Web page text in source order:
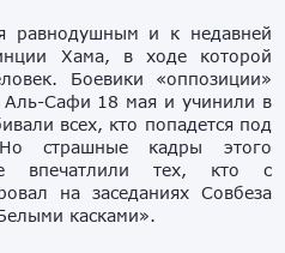
равнодушным и к недавней
Хама, в ходе которой
Боевики «оппозиции»
Аль-Сафи 18 мая и учинили в
всех, кто попадется под
страшные кадры этого
впечатлили тех, кто с
на заседаниях Совбеза
касками».